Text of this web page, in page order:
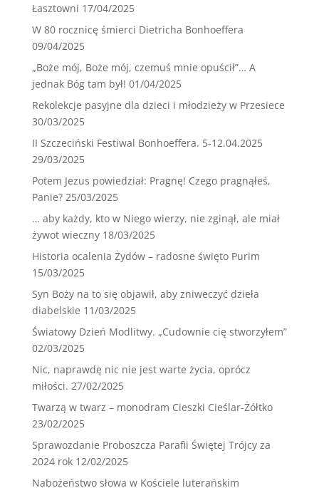
Łasztowni 17/04/2025
W 80 rocznicę śmierci Dietricha Bonhoeffera
09/04/2025
„Boże mój, Boże mój, czemuś mnie opuścił”… A
jednak Bóg tam był! 01/04/2025
Rekolekcje pasyjne dla dzieci i młodzieży w Przesiece
30/03/2025
II Szczeciński Festiwal Bonhoeffera. 5-12.04.2025
29/03/2025
Potem Jezus powiedział: Pragnę! Czego pragnąłeś,
Panie? 25/03/2025
… aby każdy, kto w Niego wierzy, nie zginął, ale miał
żywot wieczny 18/03/2025
Historia ocalenia Żydów – radosne święto Purim
15/03/2025
Syn Boży na to się objawił, aby zniweczyć dzieła
diabelskie 11/03/2025
Światowy Dzień Modlitwy. „Cudownie cię stworzyłem”
02/03/2025
Nic, naprawdę nic nie jest warte życia, oprócz
miłości. 27/02/2025
Twarzą w twarz – monodram Cieszki Cieślar-Żółtko
23/02/2025
Sprawozdanie Proboszcza Parafii Świętej Trójcy za
2024 rok 12/02/2025
Nabożeństwo słowa w Kościele luterańskim